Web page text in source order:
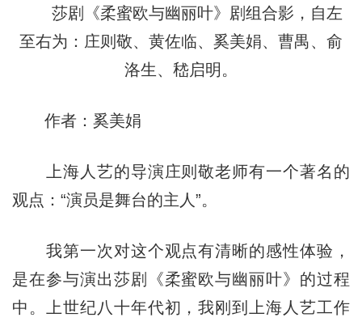
莎剧《柔蜜欧与幽丽叶》剧组合影，自左
至右为：庄则敬、黄佐临、奚美娟、曹禺、俞
洛生、嵇启明。
作者：奚美娟
上海人艺的导演庄则敬老师有一个著名的
观点：“演员是舞台的主人”。
我第一次对这个观点有清晰的感性体验，
是在参与演出莎剧《柔蜜欧与幽丽叶》的过程
中。上世纪八十年代初，我刚到上海人艺工作